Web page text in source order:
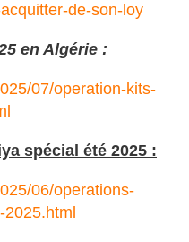
de-son-loy
en Algérie :
07/operation-kits-
spécial été 2025 :
06/operations-